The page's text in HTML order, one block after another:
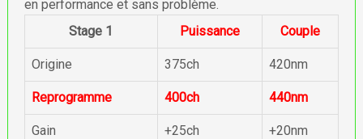
en performance et sans problème.
Stage 1
Puissance Couple
Origine 375ch 420nm
Reprogramme 400ch 440nm
Gain +25ch +20nm